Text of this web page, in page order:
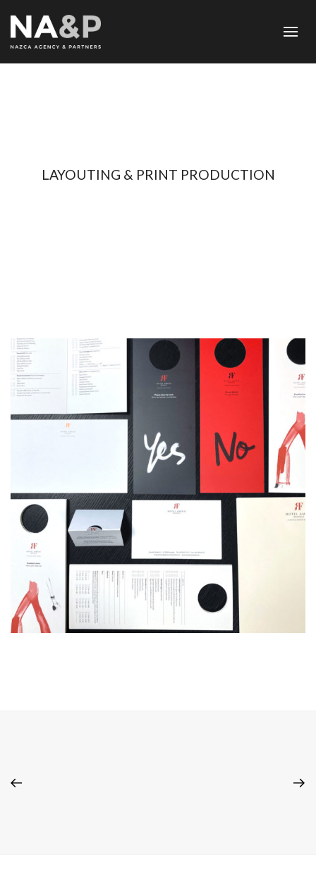
LAYOUTING & PRINT PRODUCTION